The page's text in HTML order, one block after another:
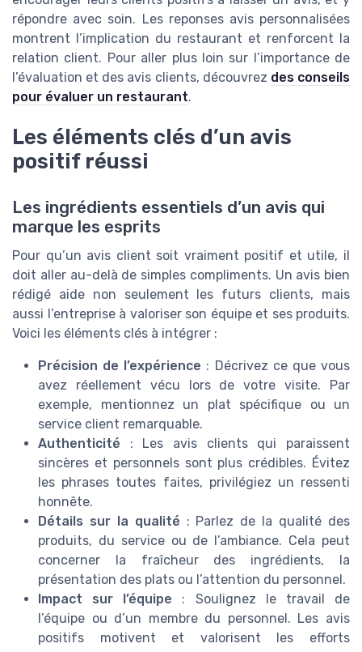
répondre avec soin. Les reponses avis personnalisées
montrent l’implication du restaurant et renforcent la
relation client. Pour aller plus loin sur l’importance de
l’évaluation et des avis clients, découvrez des conseils
pour évaluer un restaurant.
Les éléments clés d’un avis
positif réussi
Les ingrédients essentiels d’un avis qui
marque les esprits
Pour qu’un avis client soit vraiment positif et utile, il
doit aller au-delà de simples compliments. Un avis bien
rédigé aide non seulement les futurs clients, mais
aussi l’entreprise à valoriser son équipe et ses produits.
Voici les éléments clés à intégrer :
Précision de l’expérience : Décrivez ce que vous
avez réellement vécu lors de votre visite. Par
exemple, mentionnez un plat spécifique ou un
service client remarquable.
Authenticité : Les avis clients qui paraissent
sincères et personnels sont plus crédibles. Évitez
les phrases toutes faites, privilégiez un ressenti
honnête.
Détails sur la qualité : Parlez de la qualité des
produits, du service ou de l’ambiance. Cela peut
concerner la fraîcheur des ingrédients, la
présentation des plats ou l’attention du personnel.
Impact sur l’équipe : Soulignez le travail de
l’équipe ou d’un membre du personnel. Les avis
positifs motivent et valorisent les efforts